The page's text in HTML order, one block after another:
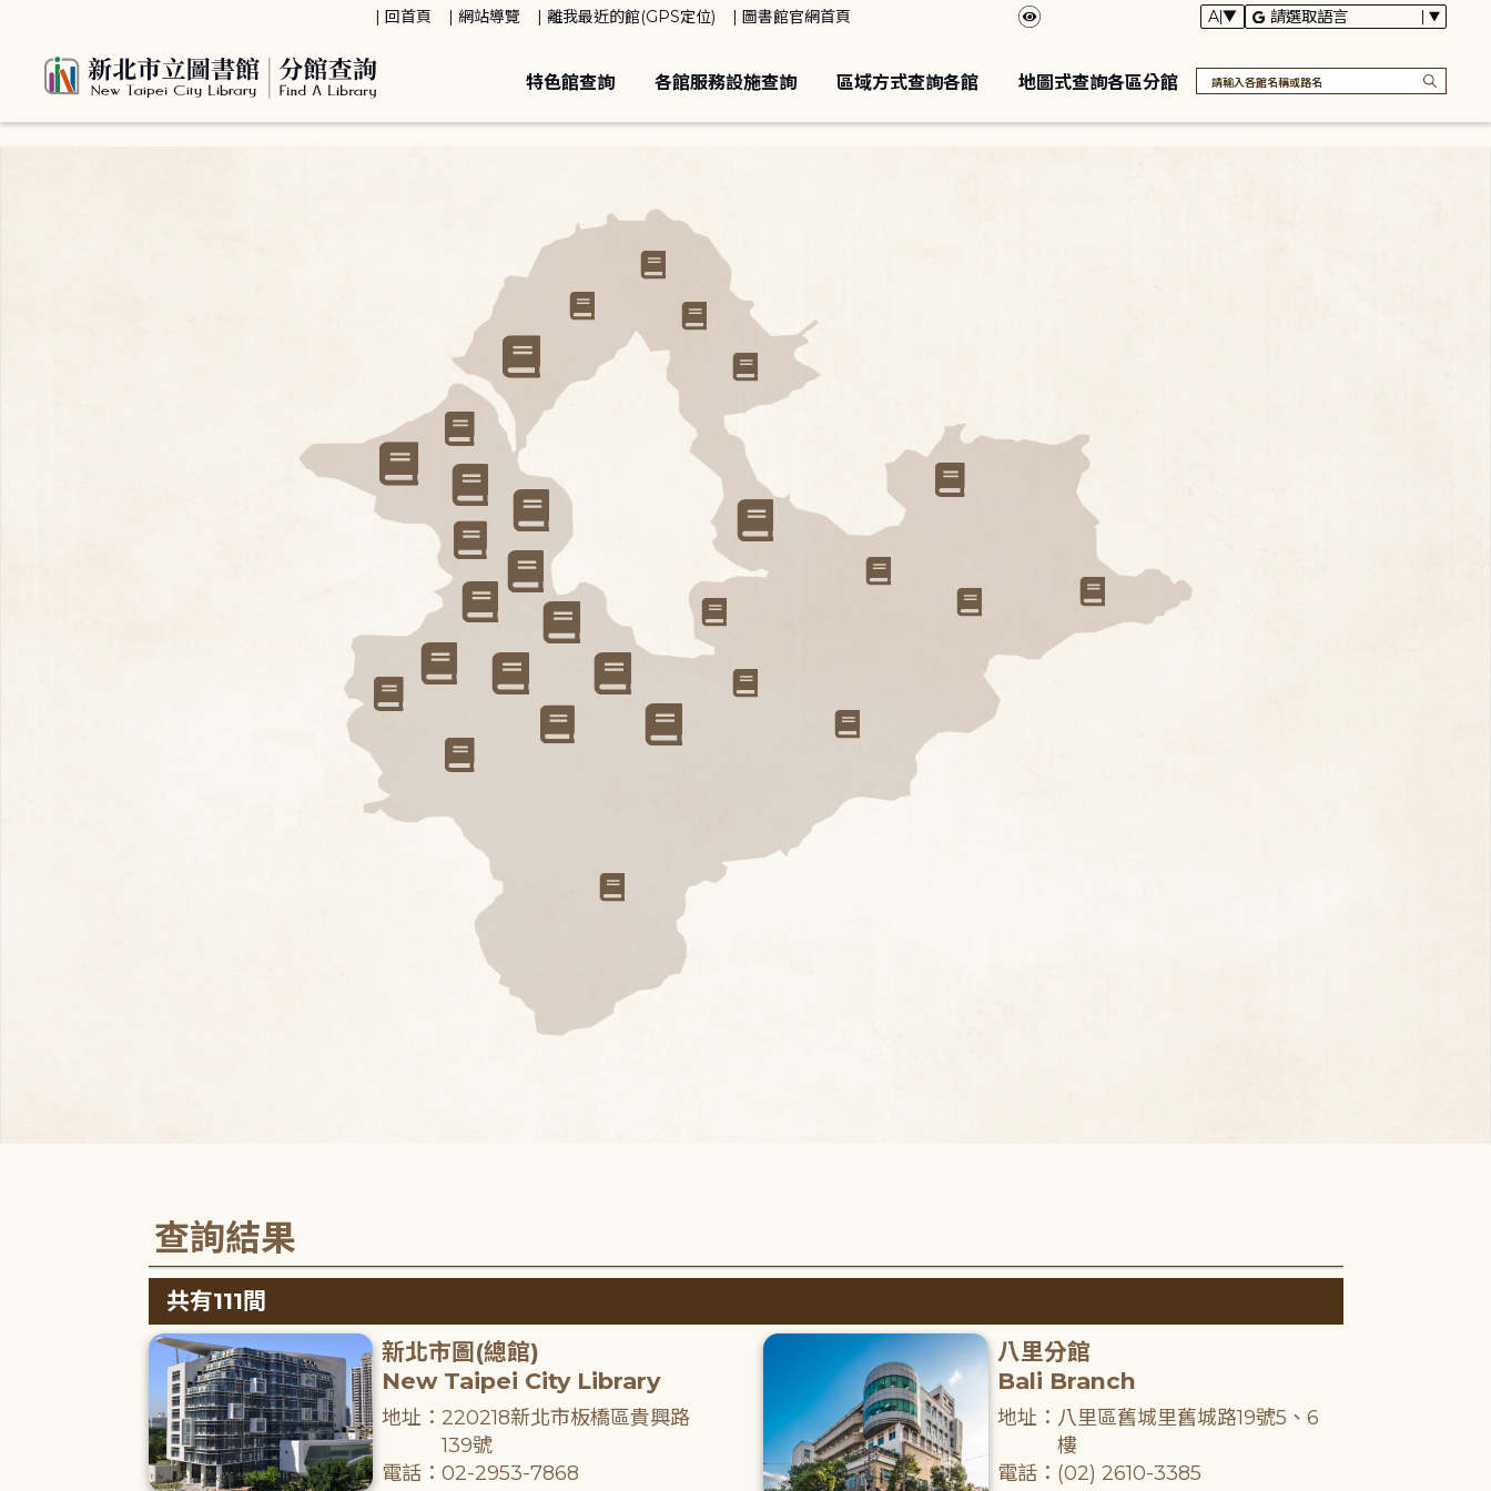
回首頁 網站導覽 離我最近的館(GPS定位) 圖書館官網首頁
特色館查詢 各館服務設施查詢 區域方式查詢各館 地圖式查詢各區分館
查詢結果
共有111間
新北市圖(總館)
New Taipei City Library
地址：220218新北市板橋區貴興路
139號
電話：02-2953-7868
八里分館
Bali Branch
地址：八里區舊城里舊城路19號5、6
樓
電話：(02) 2610-3385